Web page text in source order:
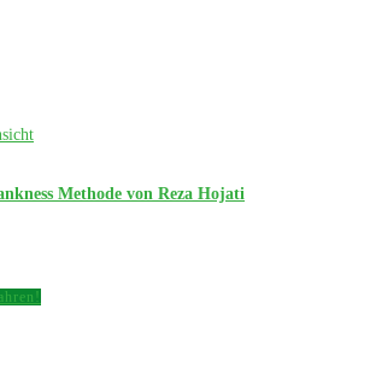
Methode von Reza Hojati